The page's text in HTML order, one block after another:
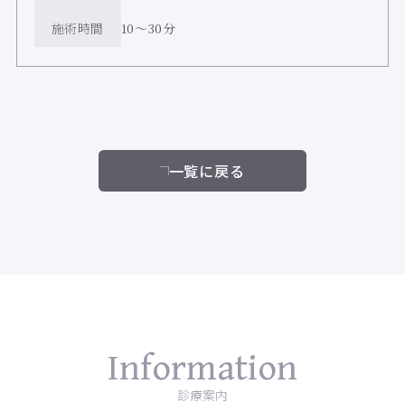
施術時間 10〜30分
一覧に戻る
Information
診療案内